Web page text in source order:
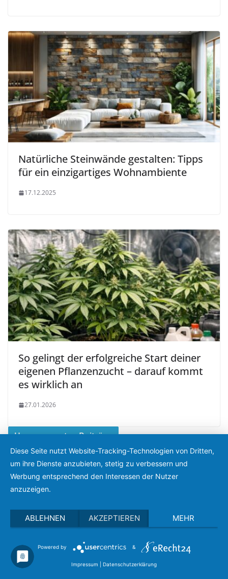
Natürliche Steinwände gestalten: Tipps
für ein einzigartiges Wohnambiente
17.12.2025
So gelingt der erfolgreiche Start deiner
eigenen Pflanzenzucht – darauf kommt
es wirklich an
27.01.2026
Unsere neusten Beiträge
TIPPS & TRICKS
Häufige Fehler, wenn der Heizöltank leer gelaufen
ist
06.08.2026 Derablo
Diese Seite nutzt Website-Tracking-Technologien von Dritten,
um ihre Dienste anzubieten, stetig zu verbessern und
Werbung entsprechend den Interessen der Nutzer
anzuzeigen.
ABLEHNEN AKZEPTIEREN MEHR
Powered by &
Impressum Datenschutzerklärung